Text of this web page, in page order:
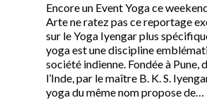
Encore un Event Yoga ce
Arte ne ratez pas ce reportage
sur le Yoga Iyengar plus
yoga est une discipline
société indienne. Fondée à Pune,
l’Inde, par le maître B. K. S.
yoga du même nom propose de…